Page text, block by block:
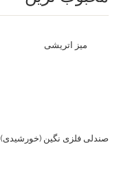
میز اتریشی
صندلی فلزی نگین (خورشیدی)